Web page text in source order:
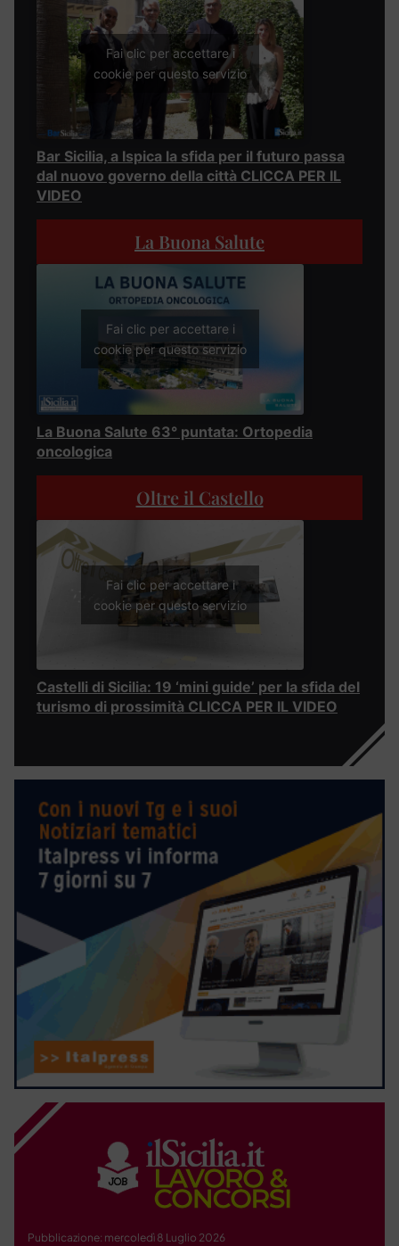
Fai clic per accettare i
cookie per questo servizio
Bar Sicilia, a Ispica la sfida per il futuro passa
dal nuovo governo della città CLICCA PER IL
VIDEO
La Buona Salute
Fai clic per accettare i
cookie per questo servizio
La Buona Salute 63° puntata: Ortopedia
oncologica
Oltre il Castello
Fai clic per accettare i
cookie per questo servizio
Castelli di Sicilia: 19 ‘mini guide’ per la sfida del
turismo di prossimità CLICCA PER IL VIDEO
Pubblicazione: mercoledì 8 Luglio 2026